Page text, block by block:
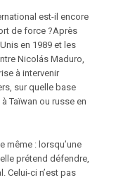
est-il encore
de force ?Après
en 1989 et les
Nicolás Maduro,
à intervenir
sur quelle base
Taïwan ou russe en
même : lorsqu’une
prétend défendre,
Celui-ci n’est pas